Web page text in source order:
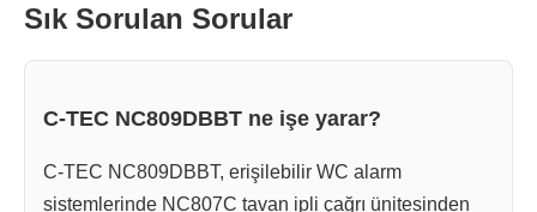
Sık Sorulan Sorular
C-TEC NC809DBBT ne işe yarar?
C-TEC NC809DBBT, erişilebilir WC alarm
sistemlerinde NC807C tavan ipli çağrı ünitesinden